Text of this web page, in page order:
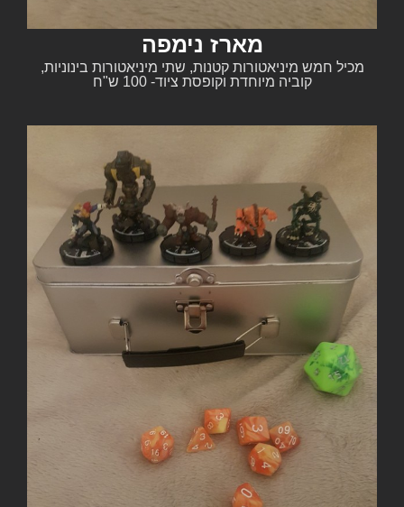
מארז נימפה
מכיל חמש מיניאטורות קטנות, שתי מיניאטורות בינוניות,
קוביה מיוחדת וקופסת ציוד- 100 ש"ח